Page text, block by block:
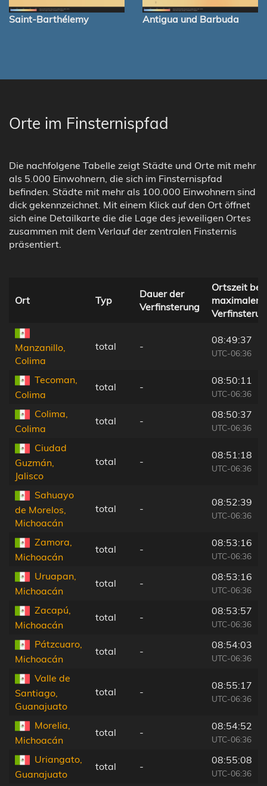
Saint-Barthélemy Antigua und Barbuda
Orte im Finsternispfad
Die nachfolgene Tabelle zeigt Städte und Orte mit mehr
als 5.000 Einwohnern, die sich im Finsternispfad
befinden. Städte mit mehr als 100.000 Einwohnern sind
dick gekennzeichnet. Mit einem Klick auf den Ort öffnet
sich eine Detailkarte die die Lage des jeweiligen Ortes
zusammen mit dem Verlauf der zentralen Finsternis
präsentiert.
Ort Typ
Dauer der
Verfinsterung
Ortszeit bei
maximaler
Manzanillo,
Colima
total -
08:49:37
UTC-06:36
Tecoman,
Colima
total -
08:50:11
UTC-06:36
Colima,
Colima
total -
08:50:37
UTC-06:36
Ciudad
Guzmán,
Jalisco
total -
08:51:18
UTC-06:36
Sahuayo
de Morelos,
Michoacán
total -
08:52:39
UTC-06:36
Zamora,
Michoacán
total -
08:53:16
UTC-06:36
Uruapan,
Michoacán
total -
08:53:16
UTC-06:36
Zacapú,
Michoacán
total -
08:53:57
UTC-06:36
Pátzcuaro,
Michoacán
total -
08:54:03
UTC-06:36
Valle de
Santiago,
Guanajuato
total -
08:55:17
UTC-06:36
Morelia,
Michoacán
total -
08:54:52
UTC-06:36
Uriangato,
Guanajuato
total -
08:55:08
UTC-06:36